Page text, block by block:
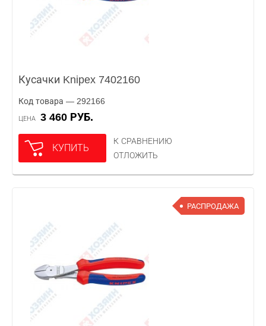
Кусачки Knipex 7402160
Код товара — 292166
ЦЕНА 3 460 РУБ.
КУПИТЬ
К СРАВНЕНИЮ
ОТЛОЖИТЬ
РАСПРОДАЖА